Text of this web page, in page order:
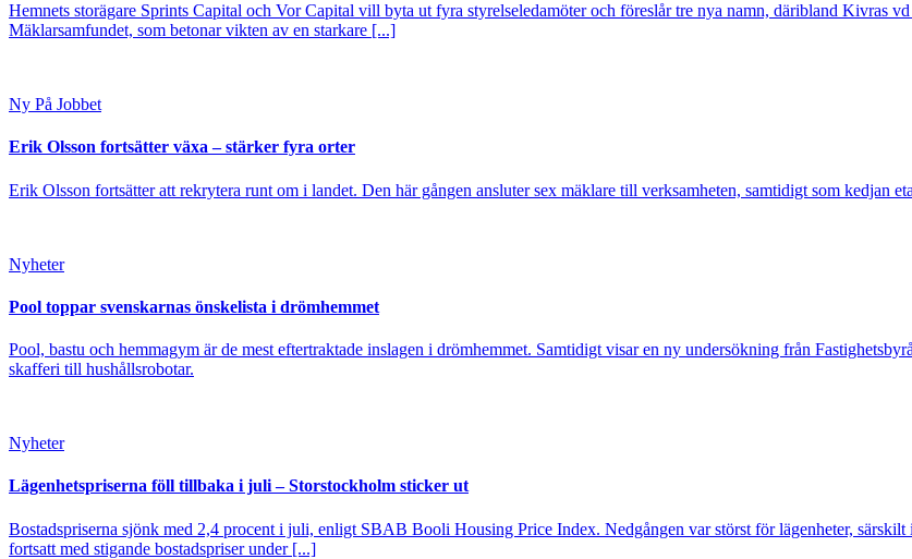
Hemnets storägare Sprints Capital och Vor Capital vill byta ut fyra styrelseledamöter och föreslår tre nya namn, däribland Kivras
Mäklarsamfundet, som betonar vikten av en starkare [...]
Ny På Jobbet
Erik Olsson fortsätter växa – stärker fyra orter
Erik Olsson fortsätter att rekrytera runt om i landet. Den här gången ansluter sex mäklare till verksamheten, samtidigt som kedjan
Nyheter
Pool toppar svenskarnas önskelista i drömhemmet
Pool, bastu och hemmagym är de mest eftertraktade inslagen i drömhemmet. Samtidigt visar en ny undersökning från
skafferi till hushållsrobotar.
Nyheter
Lägenhetspriserna föll tillbaka i juli – Storstockholm sticker ut
Bostadspriserna sjönk med 2,4 procent i juli, enligt SBAB Booli Housing Price Index. Nedgången var störst för lägenheter,
fortsatt med stigande bostadspriser under [...]